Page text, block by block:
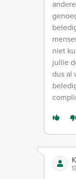
niet
jullie
dus al